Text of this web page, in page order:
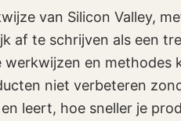
van Silicon Valley,
af te schrijven als een
en methodes
niet verbeteren
leert, hoe sneller je